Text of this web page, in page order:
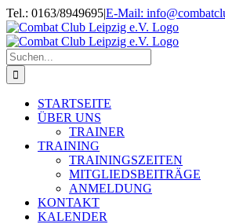
Zum
Inhalt
springen
Tel.: 0163/8949695|E-Mail:
Suche
nach:
STARTSEITE
ÜBER UNS
TRAINER
TRAINING
TRAININGSZEITEN
MITGLIEDSBEITRÄGE
ANMELDUNG
KONTAKT
KALENDER